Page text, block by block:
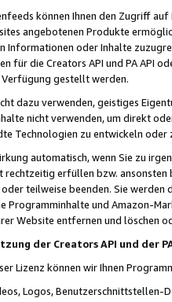
können Ihnen den Zugriff
angebotenen Produkte
Informationen oder Inhalte
für die Creators API und PA API
gestellt werden.
dazu verwenden, geistiges
nicht verwenden, um direkt
Technologien zu entwickeln
automatisch, wenn Sie zu
erfüllen bzw. ansonsten
teilweise beenden. Sie werden
Programminhalte und Amazon-
Website entfernen und löschen
der Creators API und der
Lizenz können wir Ihnen
Logos, Benutzerschnittstellen-